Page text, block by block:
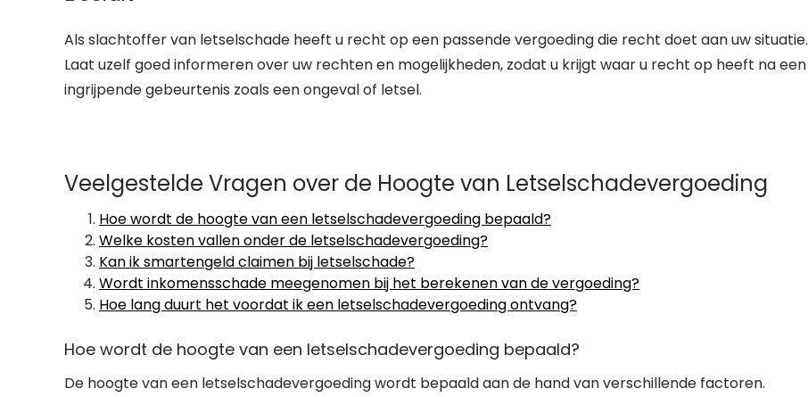
Als slachtoffer van letselschade heeft u recht op een passende vergoeding die recht doet aan uw situatie.
Laat uzelf goed informeren over uw rechten en mogelijkheden, zodat u krijgt waar u recht op heeft na een
ingrijpende gebeurtenis zoals een ongeval of letsel.
Veelgestelde Vragen over de Hoogte van Letselschadevergoeding
Hoe wordt de hoogte van een letselschadevergoeding bepaald?
Welke kosten vallen onder de letselschadevergoeding?
Kan ik smartengeld claimen bij letselschade?
Wordt inkomensschade meegenomen bij het berekenen van de vergoeding?
Hoe lang duurt het voordat ik een letselschadevergoeding ontvang?
Hoe wordt de hoogte van een letselschadevergoeding bepaald?
De hoogte van een letselschadevergoeding wordt bepaald aan de hand van verschillende factoren.